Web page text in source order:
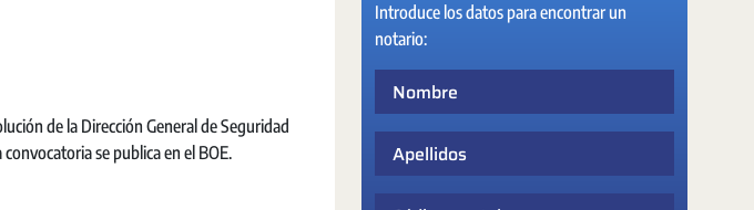
de la Dirección General de Seguridad
se publica en el BOE.
Introduce los datos para encontrar un
notario: